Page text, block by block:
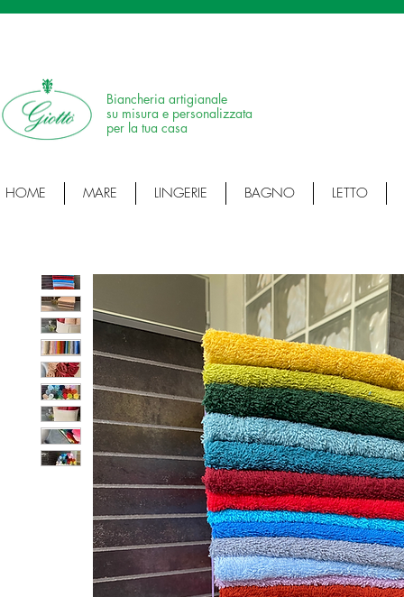
Biancheria artigianale
su misura e personalizzata
per la tua casa
HOME MARE LINGERIE BAGNO LETTO